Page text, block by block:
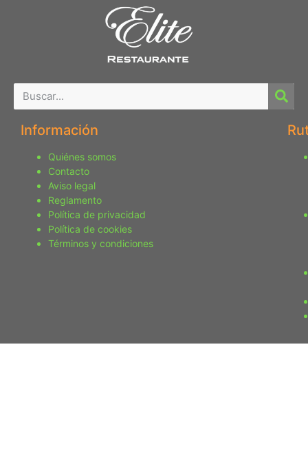
Información
Quiénes somos
Contacto
Aviso legal
Reglamento
Política de privacidad
Política de cookies
Términos y condiciones